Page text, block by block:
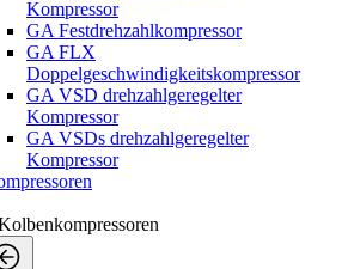
Kompressor
GA Festdrehzahlkompressor
GA FLX
Doppelgeschwindigkeitskompressor
GA VSD drehzahlgeregelter
Kompressor
GA VSDs drehzahlgeregelter
Kompressor